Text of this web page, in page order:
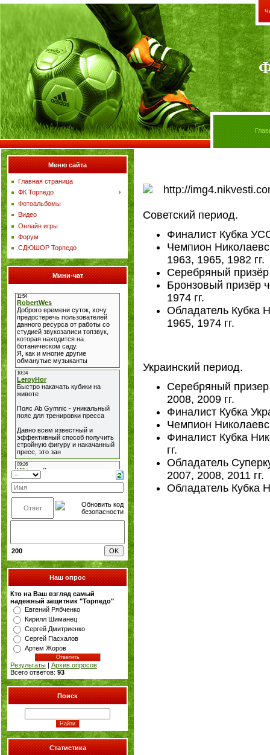
Меню сайта
Главная страница
ФК Торпедо
Фотоальбомы
Видео
Онлайн игры
Форум
СДЮШОР Торпедо
Мини-чат
200
Наш опрос
Кто на Ваш взгляд самый
надежный защитник "Торпедо"
Евгений Рябченко
Кирилл Шиманец
Сергей Дмитриенко
Сергей Пасхалов
Артем Жоров
Результаты | Архив опросов
Всего ответов: 93
Поиск
Статистика
Советский период.
Финалист Кубка
Чемпион
1963, 1965, 1982 гг.
Серебряный
Бронзовый призёр
1974 гг.
Обладатель Кубка
1965, 1974 гг.
Украинский период.
Серебряный
2008, 2009 гг.
Финалист Кубка
Чемпион
Финалист Кубка
гг.
Обладатель
2007, 2008, 2011 гг.
Обладатель Кубка